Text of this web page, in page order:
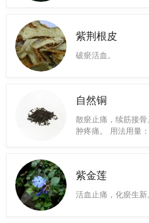
肿毒，单用捣碎，亦
3.利水消肿（水肿
结之水肿尤为适宜；
紫荆根皮
破瘀活血。
自然铜
散瘀止痛，续筋接
肿疼痛。 用法用量：3～9g。多入丸散服，若入煎剂
紫金莲
活血止痛，化瘀生新